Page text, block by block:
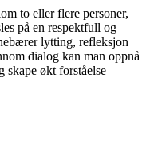
to eller flere personer,
på en respektfull og
lytting, refleksjon
dialog kan man oppnå
skape økt forståelse